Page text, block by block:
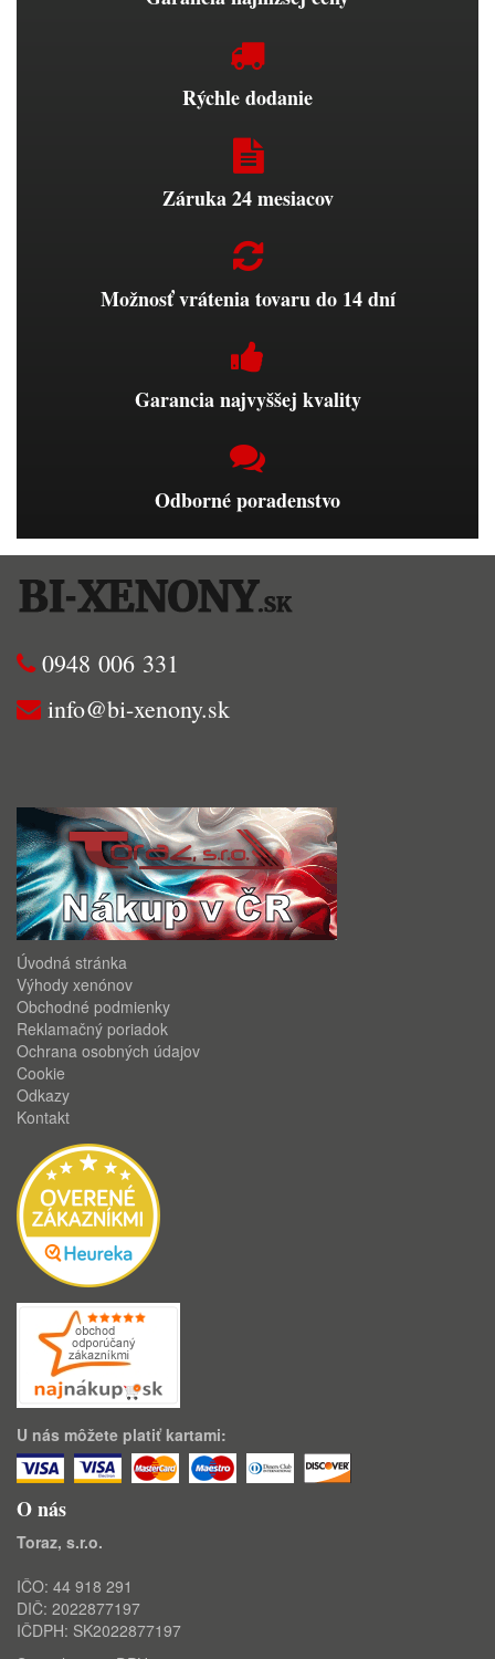
Rýchle dodanie
Záruka 24 mesiacov
Možnosť vrátenia tovaru do 14 dní
Garancia najvyššej kvality
Odborné poradenstvo
0948 006 331
info@bi-xenony.sk
Úvodná stránka
Výhody xenónov
Obchodné podmienky
Reklamačný poriadok
Ochrana osobných údajov
Cookie
Odkazy
Kontakt
U nás môžete platiť kartami:
O nás
Toraz, s.r.o.
IČO: 44 918 291
DIČ: 2022877197
IČDPH: SK2022877197